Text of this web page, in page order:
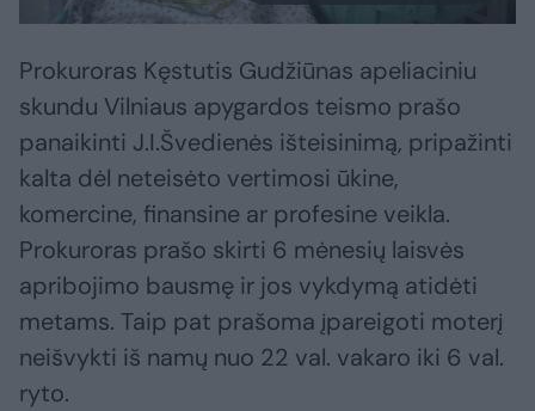
Prokuroras Kęstutis Gudžiūnas apeliaciniu
skundu Vilniaus apygardos teismo prašo
panaikinti J.I.Švedienės išteisinimą, pripažinti
kalta dėl neteisėto vertimosi ūkine,
komercine, finansine ar profesine veikla.
Prokuroras prašo skirti 6 mėnesių laisvės
apribojimo bausmę ir jos vykdymą atidėti
metams. Taip pat prašoma įpareigoti moterį
neišvykti iš namų nuo 22 val. vakaro iki 6 val.
ryto.